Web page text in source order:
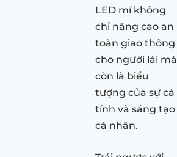
LED mí không
chỉ nâng cao an
toàn giao thông
cho người lái mà
còn là biểu
tượng của sự cá
tính và sáng tạo
cá nhân.